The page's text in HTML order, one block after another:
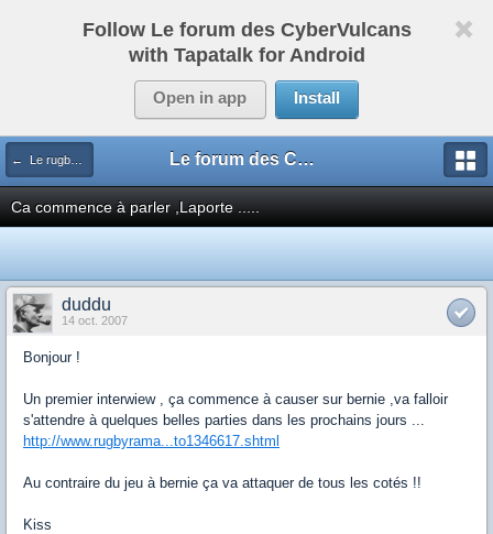
Follow Le forum des CyberVulcans
with Tapatalk for Android
Open in app Install
← Le rugby international Le forum des CyberVulcans
Ca commence à parler ,Laporte .....
duddu
14 oct. 2007
Bonjour !
Un premier interwiew , ça commence à causer sur bernie ,va falloir
s'attendre à quelques belles parties dans les prochains jours ...
http://www.rugbyrama...to1346617.shtml
Au contraire du jeu à bernie ça va attaquer de tous les cotés !!
Kiss